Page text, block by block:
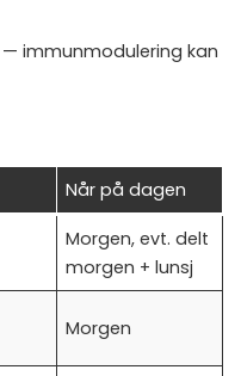
immunmodulering kan
Når på dagen
Morgen, evt. delt
morgen + lunsj
Morgen